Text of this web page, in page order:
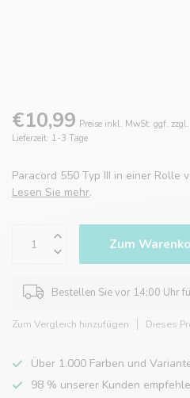
€10,99 Preise inkl. MwSt. ggf.
Lieferzeit: 1-3 Tage
Paracord 550 Typ III in einer Rolle
Lesen Sie mehr.
Zum
Bestellen Sie vor 14:00 Uhr
Zum Vergleich hinzufügen Dieses
Über 1.000 Farben und
98 % unserer Kunden